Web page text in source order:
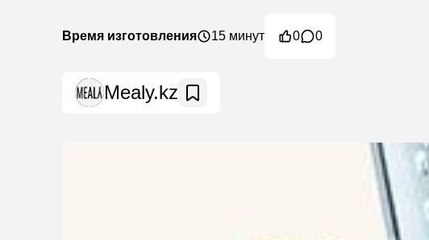
0 0
Время изготовления 15 минут
Mealy.kz